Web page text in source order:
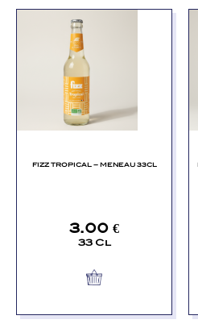
FIZZ TROPICAL – MENEAU 33CL
3.00 €
33 Cl